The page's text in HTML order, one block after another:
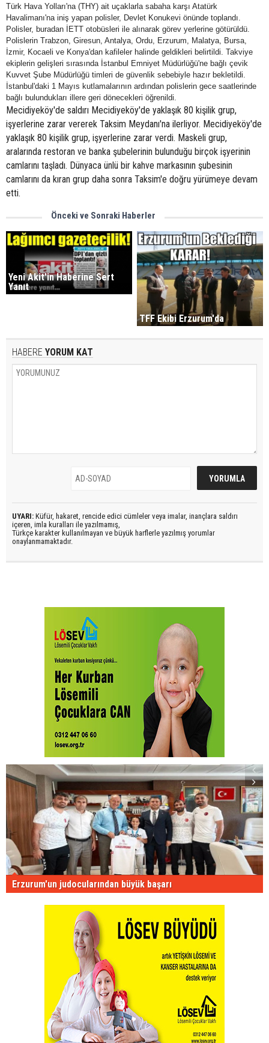
Türk Hava Yolları'na (THY) ait uçaklarla sabaha karşı Atatürk
Havalimanı'na iniş yapan polisler, Devlet Konukevi önünde toplandı.
Polisler, buradan İETT otobüsleri ile alınarak görev yerlerine götürüldü.
Polislerin Trabzon, Giresun, Antalya, Ordu, Erzurum, Malatya, Bursa,
İzmir, Kocaeli ve Konya'dan kafileler halinde geldikleri belirtildi. Takviye
ekiplerin gelişleri sırasında İstanbul Emniyet Müdürlüğü'ne bağlı çevik
Kuvvet Şube Müdürlüğü timleri de güvenlik sebebiyle hazır bekletildi.
İstanbul'daki 1 Mayıs kutlamalarının ardından polislerin gece saatlerinde
bağlı bulundukları illere geri dönecekleri öğrenildi.
Mecidiyeköy'de saldırı Mecidiyeköy'de yaklaşık 80 kişilik grup,
işyerlerine zarar vererek Taksim Meydanı'na ilerliyor. Mecidiyeköy'de
yaklaşık 80 kişilik grup, işyerlerine zarar verdi. Maskeli grup,
aralarında restoran ve banka şubelerinin bulunduğu birçok işyerinin
camlarını taşladı. Dünyaca ünlü bir kahve markasının şubesinin
camlarını da kıran grup daha sonra Taksim'e doğru yürümeye devam
etti.
Önceki ve Sonraki Haberler
Yeni Akit'in Haberine Sert
Yanıt
TFF Ekibi Erzurum'da
HABERE YORUM KAT
UYARI: Küfür, hakaret, rencide edici cümleler veya imalar, inançlara saldırı
içeren, imla kuralları ile yazılmamış,
Türkçe karakter kullanılmayan ve büyük harflerle yazılmış yorumlar
onaylanmamaktadır.
Erzurum'un judocularından büyük başarı